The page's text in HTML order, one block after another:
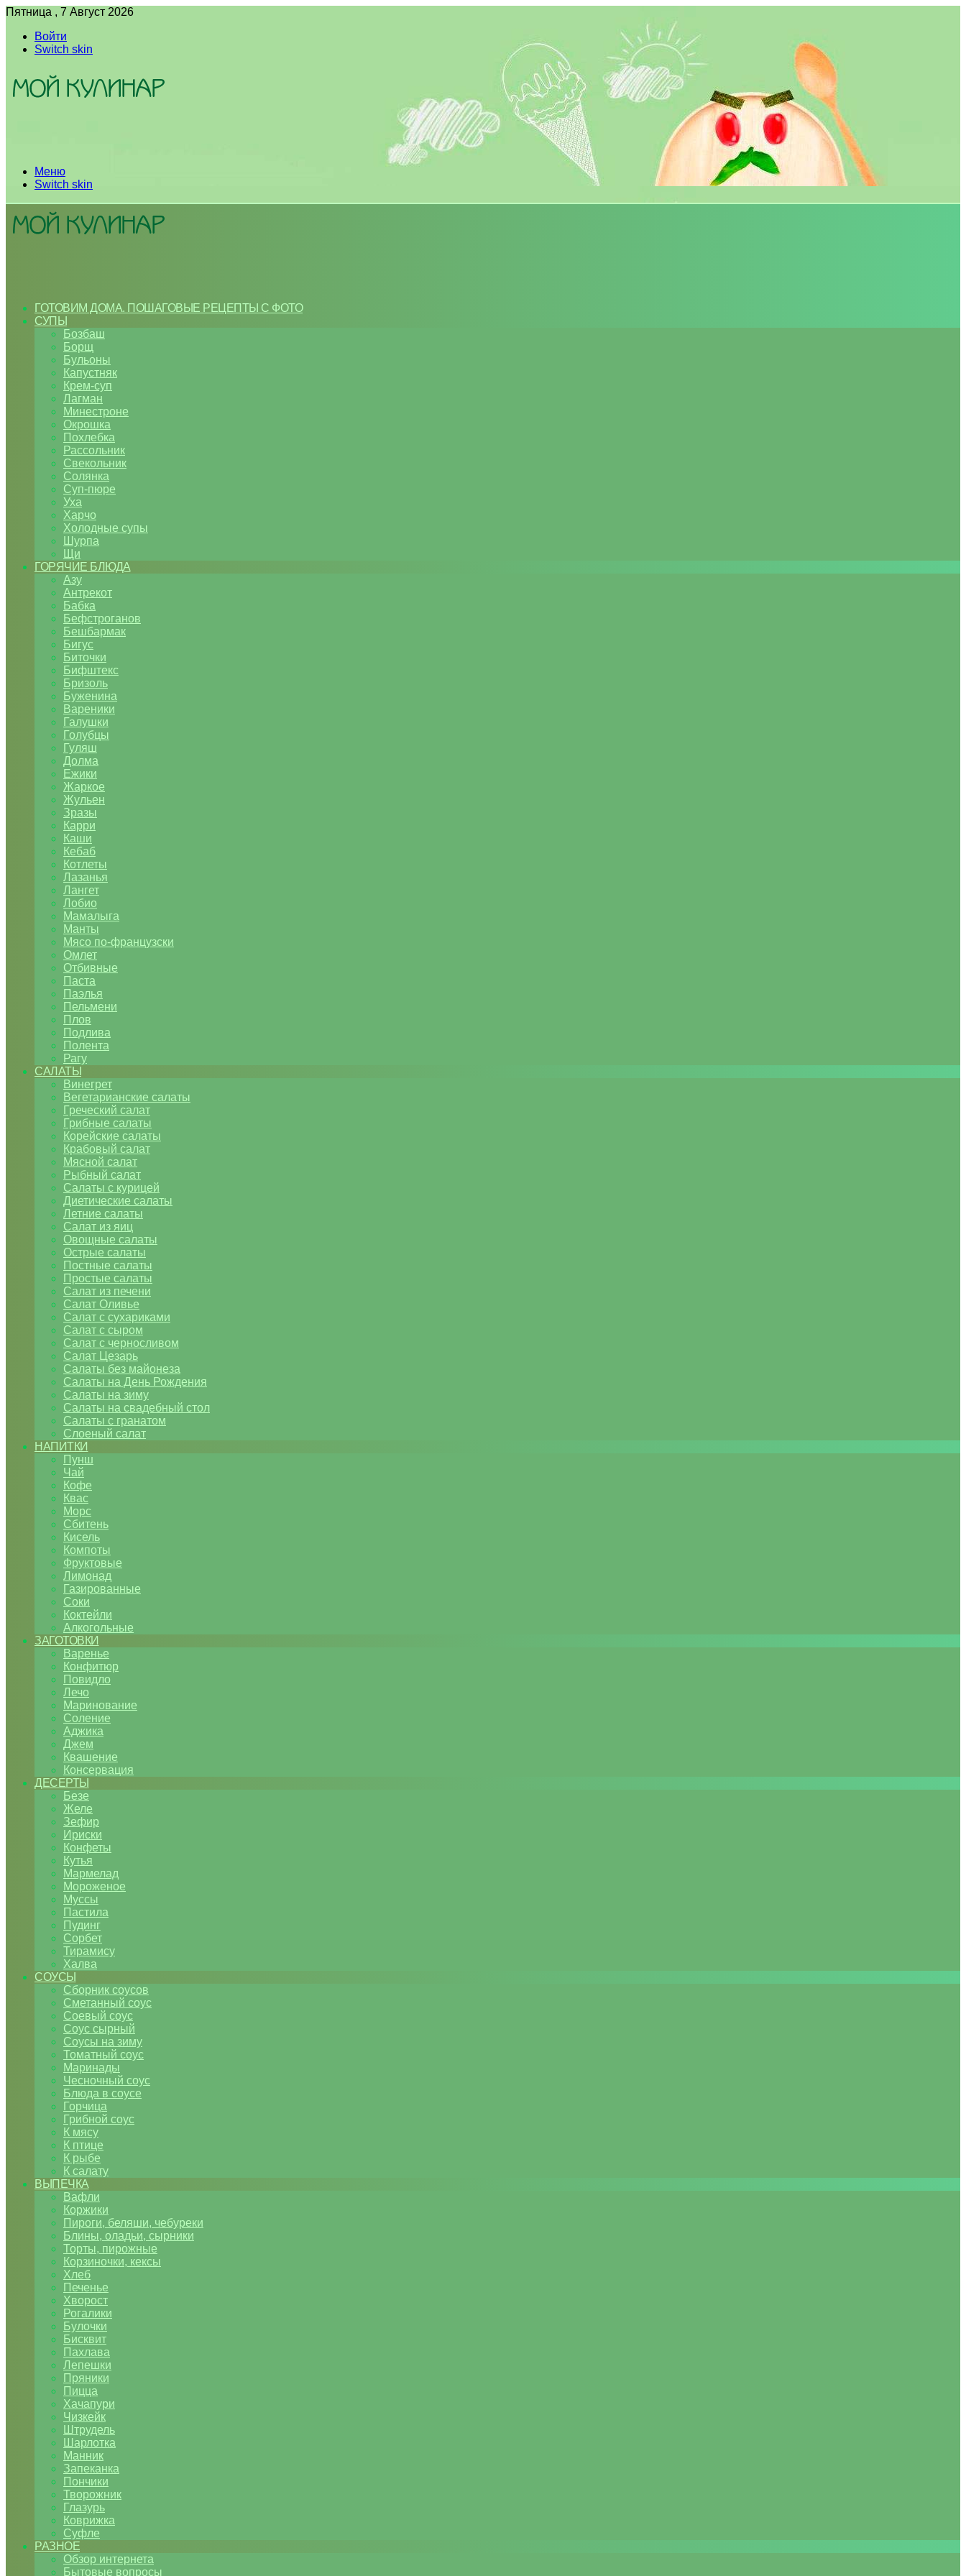
Пятница , 7 Август 2026
Войти
Switch skin
Меню
Switch skin
ГОТОВИМ ДОМА. ПОШАГОВЫЕ РЕЦЕПТЫ С ФОТО
СУПЫ
Бозбаш
Борщ
Бульоны
Капустняк
Крем-суп
Лагман
Минестроне
Окрошка
Похлебка
Рассольник
Свекольник
Солянка
Суп-пюре
Уха
Харчо
Холодные супы
Шурпа
Щи
ГОРЯЧИЕ БЛЮДА
Азу
Антрекот
Бабка
Бефстроганов
Бешбармак
Бигус
Биточки
Бифштекс
Бризоль
Буженина
Вареники
Галушки
Голубцы
Гуляш
Долма
Ежики
Жаркое
Жульен
Зразы
Карри
Каши
Кебаб
Котлеты
Лазанья
Лангет
Лобио
Мамалыга
Манты
Мясо по-французски
Омлет
Отбивные
Паста
Паэлья
Пельмени
Плов
Подлива
Полента
Рагу
САЛАТЫ
Винегрет
Вегетарианские салаты
Греческий салат
Грибные салаты
Корейские салаты
Крабовый салат
Мясной салат
Рыбный салат
Салаты с курицей
Диетические салаты
Летние салаты
Салат из яиц
Овощные салаты
Острые салаты
Постные салаты
Простые салаты
Салат из печени
Салат Оливье
Салат с сухариками
Салат с сыром
Салат с черносливом
Салат Цезарь
Салаты без майонеза
Салаты на День Рождения
Салаты на зиму
Салаты на свадебный стол
Салаты с гранатом
Слоеный салат
НАПИТКИ
Пунш
Чай
Кофе
Квас
Морс
Сбитень
Кисель
Компоты
Фруктовые
Лимонад
Газированные
Соки
Коктейли
Алкогольные
ЗАГОТОВКИ
Варенье
Конфитюр
Повидло
Лечо
Маринование
Соление
Аджика
Джем
Квашение
Консервация
ДЕСЕРТЫ
Безе
Желе
Зефир
Ириски
Конфеты
Кутья
Мармелад
Мороженое
Муссы
Пастила
Пудинг
Сорбет
Тирамису
Халва
СОУСЫ
Сборник соусов
Сметанный соус
Соевый соус
Соус сырный
Соусы на зиму
Томатный соус
Маринады
Чесночный соус
Блюда в соусе
Горчица
Грибной соус
К мясу
К птице
К рыбе
К салату
ВЫПЕЧКА
Вафли
Коржики
Пироги, беляши, чебуреки
Блины, оладьи, сырники
Торты, пирожные
Корзиночки, кексы
Хлеб
Печенье
Хворост
Рогалики
Булочки
Бисквит
Пахлава
Лепешки
Пряники
Пицца
Хачапури
Чизкейк
Штрудель
Шарлотка
Манник
Запеканка
Пончики
Творожник
Глазурь
Коврижка
Суфле
РАЗНОЕ
Обзор интернета
Бытовые вопросы